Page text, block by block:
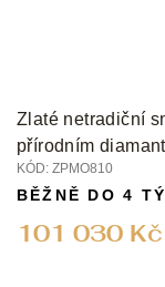
Zlaté netradiční
přírodním
KÓD: ZPMO810
101 030 Kč
BĚŽNĚ DO 4